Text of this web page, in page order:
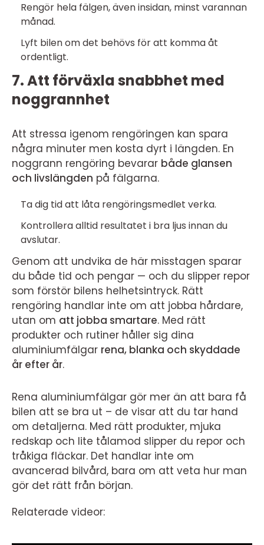
Rengör hela fälgen, även insidan, minst varannan
månad.
Lyft bilen om det behövs för att komma åt
ordentligt.
7. Att förväxla snabbhet med
noggrannhet
Att stressa igenom rengöringen kan spara
några minuter men kosta dyrt i längden. En
noggrann rengöring bevarar både glansen
och livslängden på fälgarna.
Ta dig tid att låta rengöringsmedlet verka.
Kontrollera alltid resultatet i bra ljus innan du
avslutar.
Genom att undvika de här misstagen sparar
du både tid och pengar — och du slipper repor
som förstör bilens helhetsintryck. Rätt
rengöring handlar inte om att jobba hårdare,
utan om att jobba smartare. Med rätt
produkter och rutiner håller sig dina
aluminiumfälgar rena, blanka och skyddade
år efter år.
Rena aluminiumfälgar gör mer än att bara få
bilen att se bra ut – de visar att du tar hand
om detaljerna. Med rätt produkter, mjuka
redskap och lite tålamod slipper du repor och
tråkiga fläckar. Det handlar inte om
avancerad bilvård, bara om att veta hur man
gör det rätt från början.
Relaterade videor: